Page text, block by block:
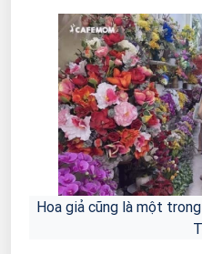
Hoa giả cũng là một